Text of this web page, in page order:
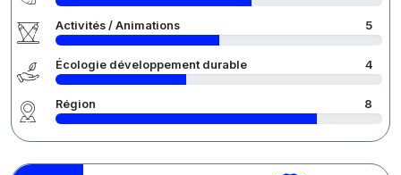
Activités / Animations 5
Écologie développement durable 4
Région 8